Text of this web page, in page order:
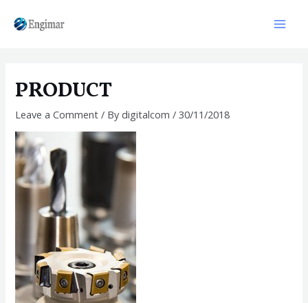
PRODUCT
Leave a Comment / Bydigitalcom/30/11/2018